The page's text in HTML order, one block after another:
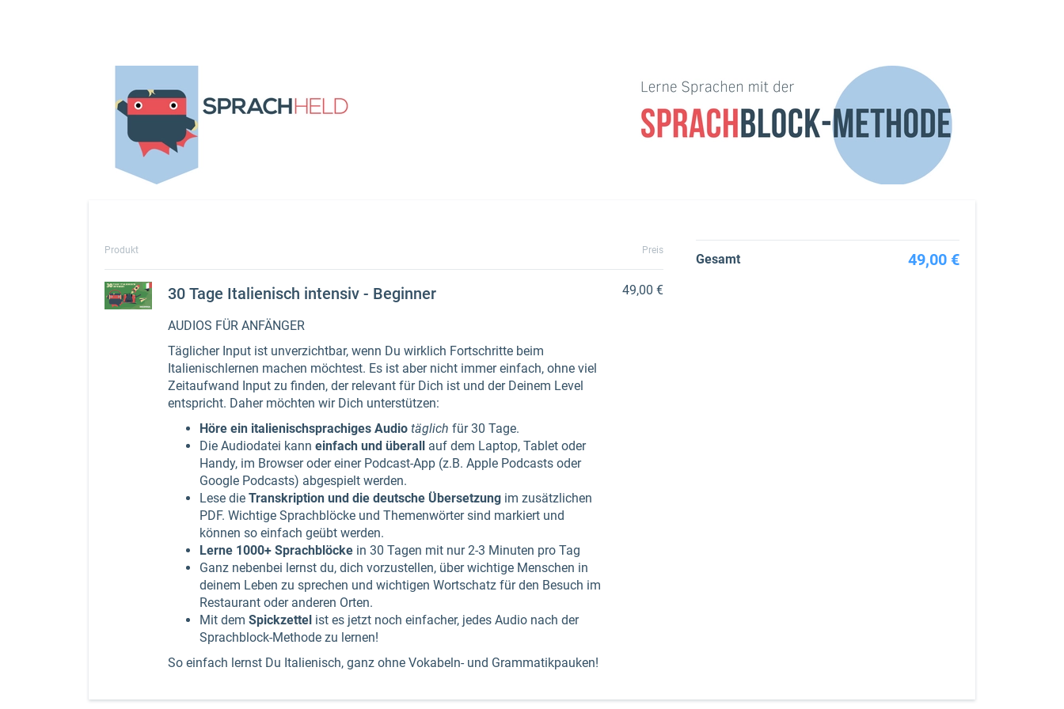
Produkt Preis
30 Tage Italienisch intensiv - Beginner
AUDIOS FÜR ANFÄNGER
Täglicher Input ist unverzichtbar, wenn Du wirklich Fortschritte beim
Italienischlernen machen möchtest. Es ist aber nicht immer einfach, ohne viel
Zeitaufwand Input zu finden, der relevant für Dich ist und der Deinem Level
entspricht. Daher möchten wir Dich unterstützen:
Höre ein italienischsprachiges Audio täglich für 30 Tage.
Die Audiodatei kann einfach und überall auf dem Laptop, Tablet oder
Handy, im Browser oder einer Podcast-App (z.B. Apple Podcasts oder
Google Podcasts) abgespielt werden.
Lese die Transkription und die deutsche Übersetzung im zusätzlichen
PDF. Wichtige Sprachblöcke und Themenwörter sind markiert und
können so einfach geübt werden.
Lerne 1000+ Sprachblöcke in 30 Tagen mit nur 2-3 Minuten pro Tag
Ganz nebenbei lernst du, dich vorzustellen, über wichtige Menschen in
deinem Leben zu sprechen und wichtigen Wortschatz für den Besuch im
Restaurant oder anderen Orten.
Mit dem Spickzettel ist es jetzt noch einfacher, jedes Audio nach der
Sprachblock-Methode zu lernen!
So einfach lernst Du Italienisch, ganz ohne Vokabeln- und Grammatikpauken!
49,00 €
Gesamt 49,00 €